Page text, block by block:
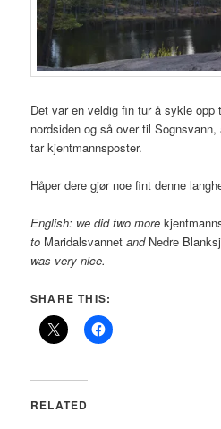
Det var en veldig fin tur å sykle opp
nordsiden og så over til
tar kjentmannsposter.
Håper dere gjør noe fint denne
English: we did two more
to Maridalsvannetand Nedre
was very nice.
SHARE THIS:
RELATED